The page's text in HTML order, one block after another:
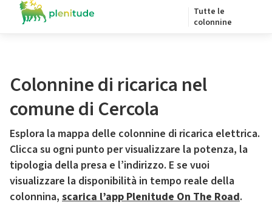
Tutte le
colonnine
Colonnine di ricarica nel
comune di Cercola
Esplora la mappa delle colonnine di ricarica elettrica.
Clicca su ogni punto per visualizzare la potenza, la
tipologia della presa e l’indirizzo. E se vuoi
visualizzare la disponibilità in tempo reale della
colonnina, scarica l’app Plenitude On The Road.